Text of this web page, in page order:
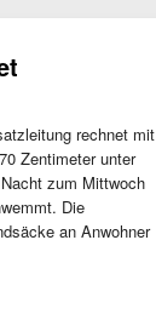
rechnet mit
Zentimeter unter
zum Mittwoch
Die
an Anwohner